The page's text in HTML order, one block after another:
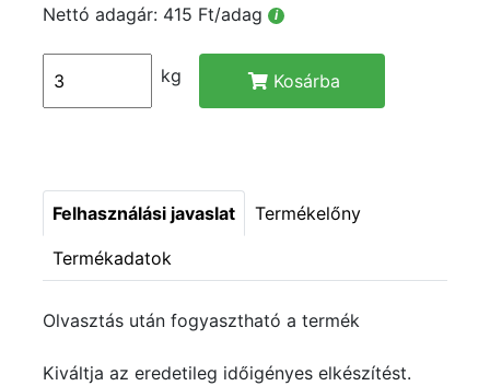
Nettó adagár: 415 Ft/adag
i
kg Kosárba
Felhasználási javaslat Termékelőny
Termékadatok
Olvasztás után fogyasztható a termék
Kiváltja az eredetileg időigényes elkészítést.